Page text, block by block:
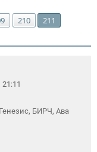
210 211
Генезис, БИРЧ, Ава